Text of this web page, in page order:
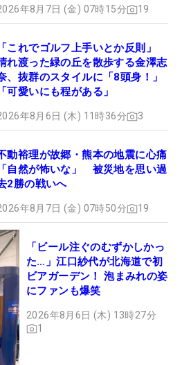
年8月7日 (金) 07時15分 19
「これでゴルフ上手いとか反則」
れ渡った緑の丘を散歩する金澤志
、抜群のスタイルに「8頭身！」
「可愛いにも程がある」
年8月6日 (木) 11時36分 3
動裕理が故郷・熊本の地震に心痛
「自然が怖いな」 被災地を思い過
2勝の戦いへ
年8月7日 (金) 07時50分 19
「ビール注ぐのむずかしかっ
た…」江口紗代が北海道で初
ビアガーデン！ 泡まみれの姿
にファンも爆笑
2026年8月6日 (木) 13時27分
1